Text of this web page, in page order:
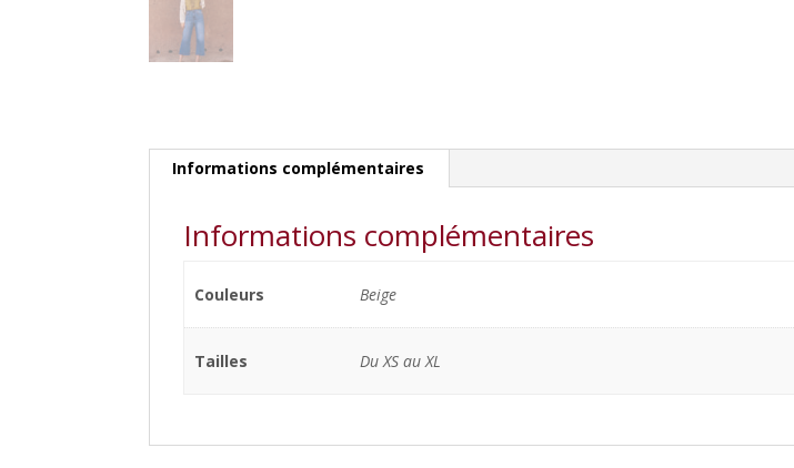
Informations complémentaires
Informations complémentaires
Couleurs Beige
Tailles Du XS au XL